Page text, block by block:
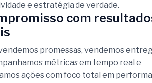
e estratégia de verdade.
com
promessas, vendemos
métricas em tempo real e
ações com foco total em